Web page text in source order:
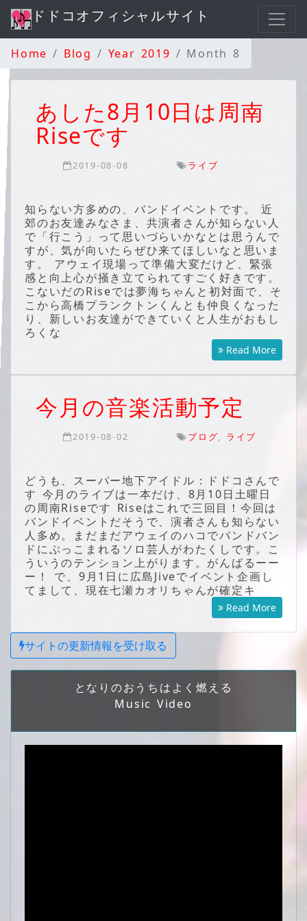
ドドコオフィシャルサイト
Home Blog Year 2019 Month 8
あした8月10日は周南
Riseです
2019-08-08 ライブ
知らない方多めの、バンドイベントです。 近
郊のお友達みなさま、共演者さんが知らない人
で「行こう」って思いづらいかなとは思うんで
すが、気が向いたらぜひ来てほしいなと思いま
す。 アウェイ現場って準備大変だけど、緊張
感と向上心が掻き立てられてすごく好きです。
こないだのRiseでは夢海ちゃんと初対面で、そ
こから高橋プランクトンくんとも仲良くなった
り、新しいお友達ができていくと人生がおもし
ろくな
Read More
今月の音楽活動予定
2019-08-02 ブログ, ライブ
どうも、スーパー地下アイドル：ドドコさんで
す 今月のライブは一本だけ、8月10日土曜日
の周南Riseです Riseはこれで三回目！今回は
バンドイベントだそうで、演者さんも知らない
人多め。まだまだアウェイのハコでバンドバン
ドにぶっこまれるソロ芸人がわたくしです。こ
ういうのテンション上がります。がんばるーー
ー！ で、9月1日に広島Jiveでイベント企画し
てまして、現在七瀬カオリちゃんが確定キ
Read More
サイトの更新情報を受け取る
となりのおうちはよく燃える
Music Video